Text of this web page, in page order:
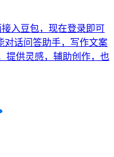
接入豆包，现在登录即可
对话问答助手，写作文案
提供灵感，辅助创作，也